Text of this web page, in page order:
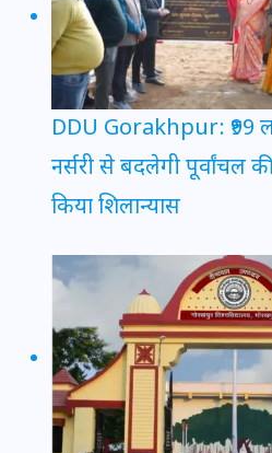
DDU Gorakhpur: ₹99
नर्सरी से बदलेगी पूर्वांचल
किया शिलान्यास